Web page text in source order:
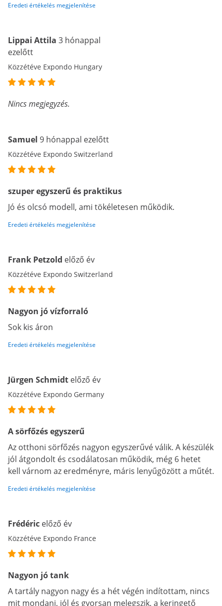
Eredeti értékelés megjelenítése
Lippai Attila 3 hónappal
ezelőtt
Közzétéve Expondo Hungary
Nincs megjegyzés.
Samuel 9 hónappal ezelőtt
Közzétéve Expondo Switzerland
szuper egyszerű és praktikus
Jó és olcsó modell, ami tökéletesen működik.
Eredeti értékelés megjelenítése
Frank Petzold előző év
Közzétéve Expondo Switzerland
Nagyon jó vízforraló
Sok kis áron
Eredeti értékelés megjelenítése
Jürgen Schmidt előző év
Közzétéve Expondo Germany
A sörfőzés egyszerű
Az otthoni sörfőzés nagyon egyszerűvé válik. A készülék
jól átgondolt és csodálatosan működik, még 6 hetet
kell várnom az eredményre, máris lenyűgözött a műtét.
Eredeti értékelés megjelenítése
Frédéric előző év
Közzétéve Expondo France
Nagyon jó tank
A tartály nagyon nagy és a hét végén indítottam, nincs
mit mondani, jól és gyorsan melegszik, a keringető